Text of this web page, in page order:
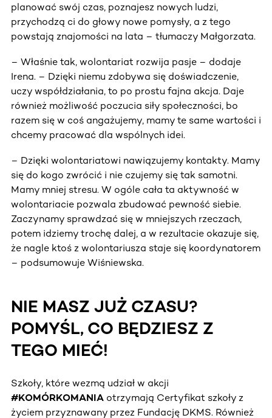
planować swój czas, poznajesz nowych ludzi,
przychodzą ci do głowy nowe pomysły, a z tego
powstają znajomości na lata – tłumaczy Małgorzata.
– Właśnie tak, wolontariat rozwija pasje – dodaje
Irena. – Dzięki niemu zdobywa się doświadczenie,
uczy współdziałania, to po prostu fajna akcja. Daje
również możliwość poczucia siły społeczności, bo
razem się w coś angażujemy, mamy te same wartości i
chcemy pracować dla wspólnych idei.
– Dzięki wolontariatowi nawiązujemy kontakty. Mamy
się do kogo zwrócić i nie czujemy się tak samotni.
Mamy mniej stresu. W ogóle cała ta aktywność w
wolontariacie pozwala zbudować pewność siebie.
Zaczynamy sprawdzać się w mniejszych rzeczach,
potem idziemy trochę dalej, a w rezultacie okazuje się,
że nagle ktoś z wolontariusza staje się koordynatorem
– podsumowuje Wiśniewska.
NIE MASZ JUŻ CZASU?
POMYŚL, CO BĘDZIESZ Z
TEGO MIEĆ!
Szkoły, które wezmą udział w akcji
#KOMÓRKOMANIA otrzymają Certyfikat szkoły z
życiem przyznawany przez Fundację DKMS. Również